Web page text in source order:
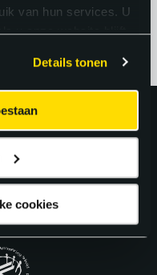
van hun services. U
u onze website blijft
Details tonen
cookies
Reviews.